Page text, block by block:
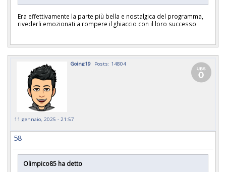
Era effettivamente la parte più bella e nostalgica del programma,
rivederli emozionati a rompere il ghiaccio con il loro successo
Going19 Posts: 14804
11 gennaio, 2025 - 21:57
58
Olimpico85 ha detto